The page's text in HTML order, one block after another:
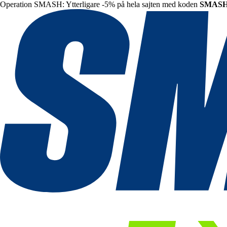
Operation SMASH: Ytterligare -5% på hela sajten med koden